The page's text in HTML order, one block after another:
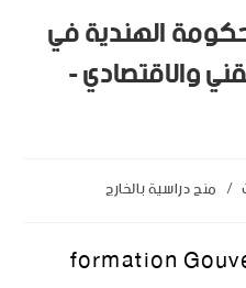
الهندية في
والاقتصادي -
/ منح دراسية بالخارج
formation